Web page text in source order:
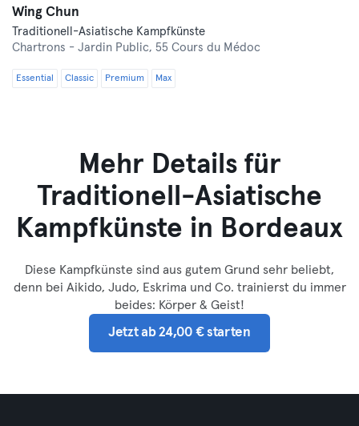
Wing Chun
Traditionell-Asiatische Kampfkünste
Chartrons - Jardin Public, 55 Cours du Médoc
Essential Classic Premium Max
Mehr Details für
Traditionell-Asiatische
Kampfkünste in Bordeaux
Diese Kampfkünste sind aus gutem Grund sehr beliebt,
denn bei Aikido, Judo, Eskrima und Co. trainierst du immer
beides: Körper & Geist!
Jetzt ab 24,00 € starten